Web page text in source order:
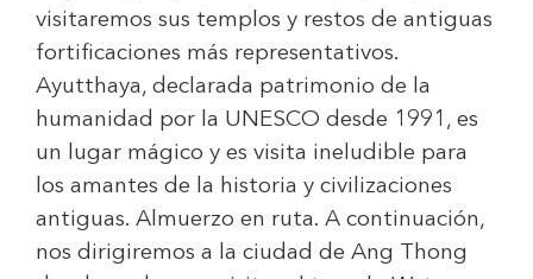
visitaremos sus templos y restos de antiguas
fortificaciones más representativos.
Ayutthaya, declarada patrimonio de la
humanidad por la UNESCO desde 1991, es
un lugar mágico y es visita ineludible para
los amantes de la historia y civilizaciones
antiguas. Almuerzo en ruta. A continuación,
nos dirigiremos a la ciudad de Ang Thong